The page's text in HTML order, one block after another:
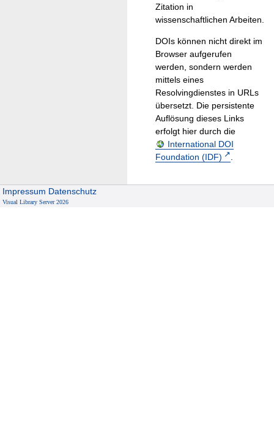
Zitation in
wissenschaftlichen Arbeiten.
DOIs können nicht direkt im
Browser aufgerufen
werden, sondern werden
mittels eines
Resolvingdienstes in URLs
übersetzt. Die persistente
Auflösung dieses Links
erfolgt hier durch die
International DOI
Foundation (IDF)
.
Impressum Datenschutz
Visual Library Server 2026